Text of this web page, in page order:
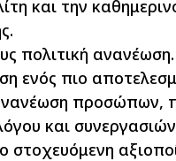
και την
πολιτική ανανέωση.
ενός πιο
προσώπων,
και
στοχευόμενη